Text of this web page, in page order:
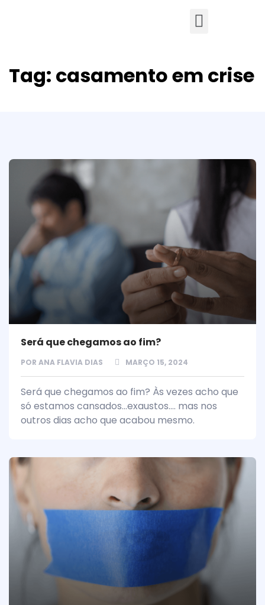
Tag: casamento em crise
Será que chegamos ao fim?
POR ANA FLAVIA DIAS MARÇO 15, 2024
Será que chegamos ao fim? Às vezes acho que
só estamos cansados...exaustos.... mas nos
outros dias acho que acabou mesmo.